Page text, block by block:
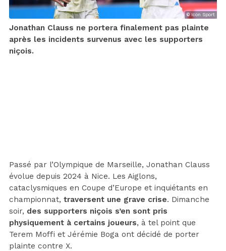
© Icon Sport
Jonathan Clauss ne portera finalement pas plainte
après les incidents survenus avec les supporters
niçois.
Passé par l’Olympique de Marseille, Jonathan Clauss
évolue depuis 2024 à Nice. Les Aiglons,
cataclysmiques en Coupe d’Europe et inquiétants en
championnat, traversent une grave crise. Dimanche
soir, des supporters niçois s’en sont pris
physiquement à certains joueurs, à tel point que
Terem Moffi et Jérémie Boga ont décidé de porter
plainte contre X.